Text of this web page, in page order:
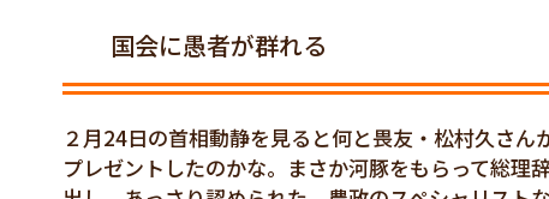
国会に愚者が群れる
２月24日の首相動静を見ると何と畏友・松村久さ
プレゼントしたのかな。まさか河豚をもらって総